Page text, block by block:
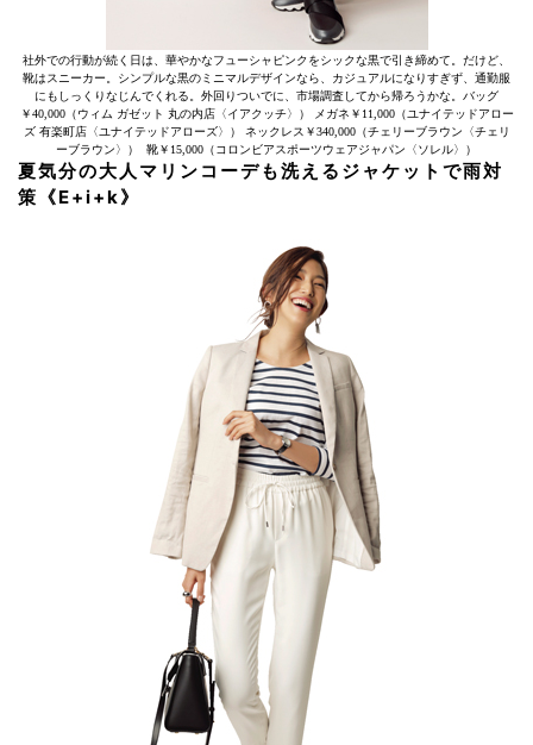
社外での行動が続く日は、華やかなフューシャピンクをシックな黒で引き締めて。だけど、
靴はスニーカー。シンプルな黒のミニマルデザインなら、カジュアルになりすぎず、通勤服
にもしっくりなじんでくれる。外回りついでに、市場調査してから帰ろうかな。バッグ
￥40,000（ウィム ガゼット 丸の内店〈イアクッチ〉） メガネ￥11,000（ユナイテッドアロー
ズ 有楽町店〈ユナイテッドアローズ〉） ネックレス￥340,000（チェリーブラウン〈チェリ
ーブラウン〉） 靴￥15,000（コロンビアスポーツウェアジャパン〈ソレル〉）
夏気分の大人マリンコーデも洗えるジャケットで雨対
策《E+i+k》